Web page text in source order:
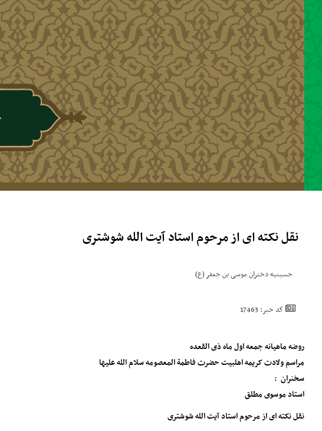
رفتن به محتوای اصلی
نقل نکته ای از مرحوم استاد آیت الله شوشتری
حسینیه دختران موسی بن جعفر (ع)
کد خبر: 17463
روضه ماهیانه جمعه اول ماه ذی القعده
مراسم ولادت کریمه اهلبیت حضرت فاطمة المعصومه سلام الله علیها
سخنران :
استاد موسوی مطلق
نقل نکته ای از مرحوم استاد آیت الله شوشتری